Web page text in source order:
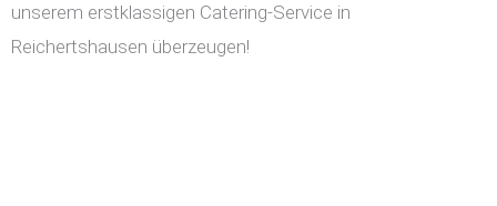
unserem erstklassigen Catering-Service in
Reichertshausen überzeugen!